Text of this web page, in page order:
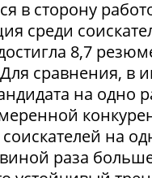
в сторону
среди
8,7
сравнения, в
на одно
на
раза